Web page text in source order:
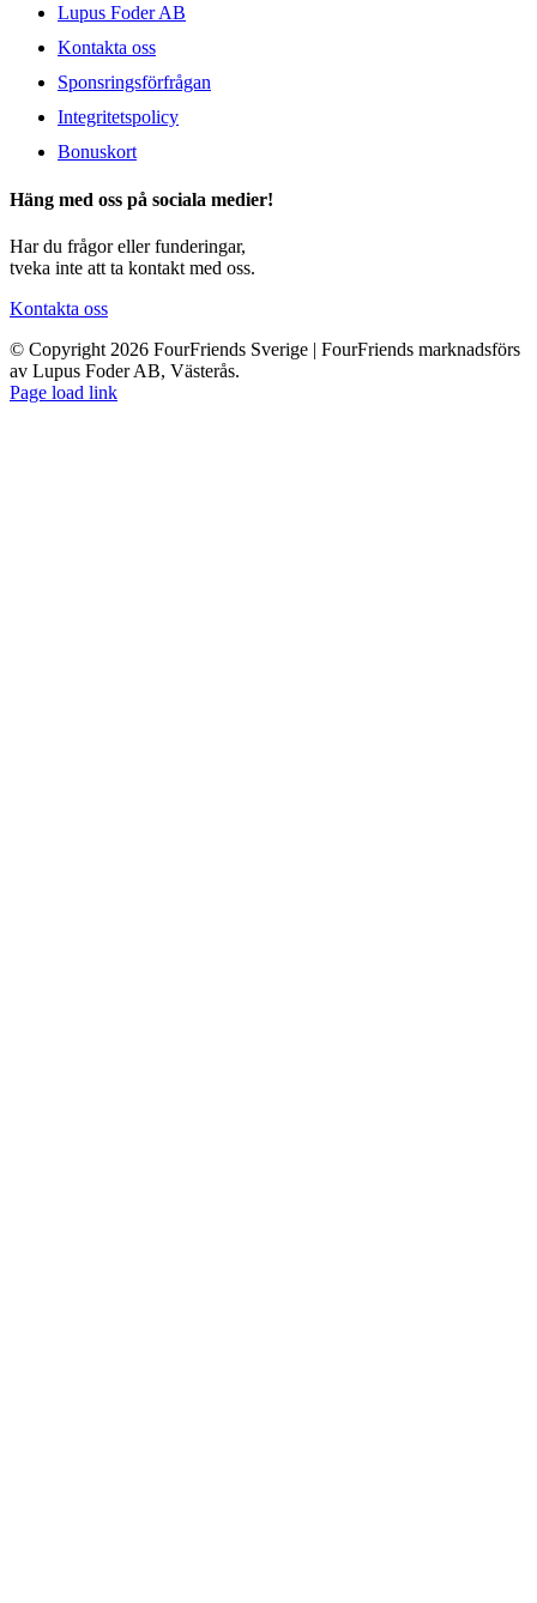
Lupus Foder AB
Kontakta oss
Sponsringsförfrågan
Integritetspolicy
Bonuskort
Häng med oss på sociala medier!
Har du frågor eller funderingar,
tveka inte att ta kontakt med oss.
Kontakta oss
© Copyright 2026 FourFriends Sverige | FourFriends marknadsförs
av Lupus Foder AB, Västerås.
Page load link